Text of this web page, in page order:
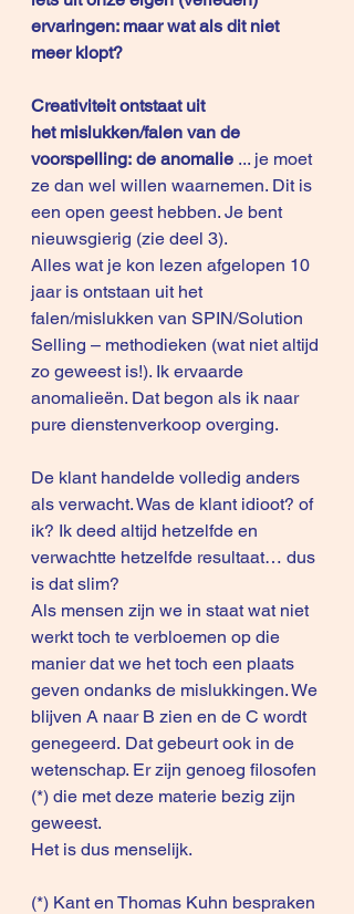
ervaringen: maar wat als dit niet
meer klopt?
Creativiteit ontstaat uit
het mislukken/falen van de
voorspelling: de anomalie ... je moet
ze dan wel willen waarnemen. Dit is
een open geest hebben. Je bent
nieuwsgierig (zie deel 3).
Alles wat je kon lezen afgelopen 10
jaar is ontstaan uit het
falen/mislukken van SPIN/Solution
Selling – methodieken (wat niet altijd
zo geweest is!). Ik ervaarde
anomalieën. Dat begon als ik naar
pure dienstenverkoop overging.
De klant handelde volledig anders
als verwacht. Was de klant idioot? of
ik? Ik deed altijd hetzelfde en
verwachtte hetzelfde resultaat… dus
is dat slim?
Als mensen zijn we in staat wat niet
werkt toch te verbloemen op die
manier dat we het toch een plaats
geven ondanks de mislukkingen. We
blijven A naar B zien en de C wordt
genegeerd. Dat gebeurt ook in de
wetenschap. Er zijn genoeg filosofen
(*) die met deze materie bezig zijn
geweest.
Het is dus menselijk.
(*) Kant en Thomas Kuhn bespraken